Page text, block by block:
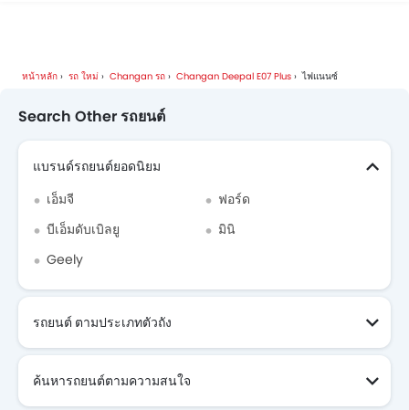
หน้าหลัก รถ ใหม่ Changan รถ Changan Deepal E07 Plus ไฟแนนซ์
Search Other รถยนต์
แบรนด์รถยนต์ยอดนิยม
เอ็มจี
ฟอร์ด
บีเอ็มดับเบิลยู
มินิ
Geely
รถยนต์ ตามประเภทตัวถัง
ค้นหารถยนต์ตามความสนใจ